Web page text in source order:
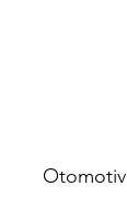
Otomotiv